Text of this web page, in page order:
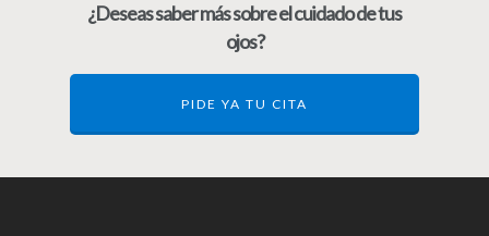
¿Deseas saber más sobre el cuidado de tus
ojos?
PIDE YA TU CITA